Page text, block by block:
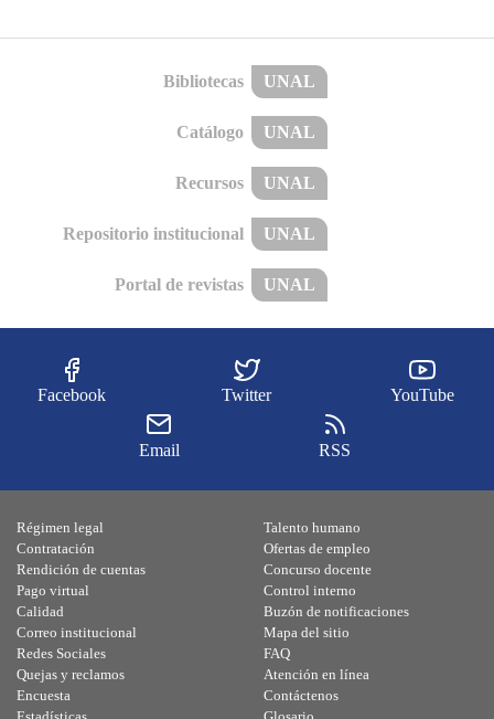
Bibliotecas UNAL
Catálogo UNAL
Recursos UNAL
Repositorio institucional UNAL
Portal de revistas UNAL
Facebook Twitter YouTube
Email RSS
Régimen legal
Contratación
Rendición de cuentas
Pago virtual
Calidad
Talento humano
Ofertas de empleo
Concurso docente
Control interno
Buzón de notificaciones
Correo institucional
Redes Sociales
Quejas y reclamos
Encuesta
Mapa del sitio
FAQ
Atención en línea
Contáctenos